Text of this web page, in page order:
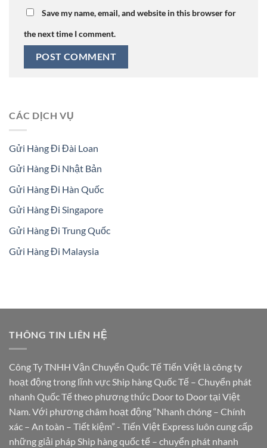
Save my name, email, and website in this browser for
the next time I comment.
CÁC DỊCH VỤ
Gửi Hàng Đi Đài Loan
Gửi Hàng Đi Nhật Bản
Gửi Hàng Đi Hàn Quốc
Gửi Hàng Đi Singapore
Gửi Hàng Đi Trung Quốc
Gửi Hàng Đi Malaysia
THÔNG TIN LIÊN HỆ
Công Ty TNHH Vận Chuyển Quốc Tế Tiến Việt là công ty
hoạt động trong lĩnh vực Ship hàng Quốc Tế – Chuyển phát
nhanh Quốc Tế theo phương thức Door to Door tại Việt
Nam. Với phương châm hoạt động “Nhanh chóng – Chính
xác – An toàn – Tiết kiệm” - Tiến Việt Express luôn cung cấp
những giải pháp Ship hàng quốc tế – chuyển phát nhanh